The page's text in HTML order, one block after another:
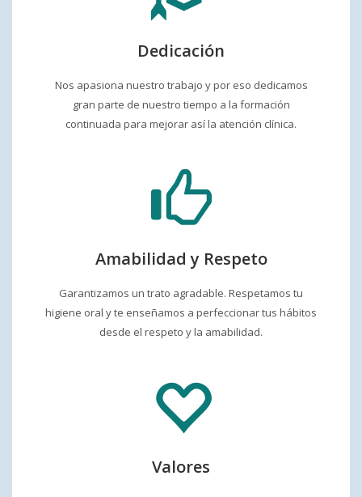
Dedicación
Nos apasiona nuestro trabajo y por eso dedicamos
gran parte de nuestro tiempo a la formación
continuada para mejorar así la atención clínica.
Amabilidad y Respeto
Garantizamos un trato agradable. Respetamos tu
higiene oral y te enseñamos a perfeccionar tus hábitos
desde el respeto y la amabilidad.
Valores